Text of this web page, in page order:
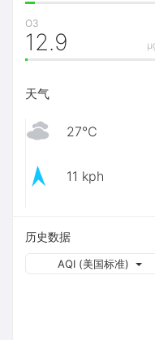
O3
12.9
天气
27℃
11 kph
历史数据
AQI (美国标准)